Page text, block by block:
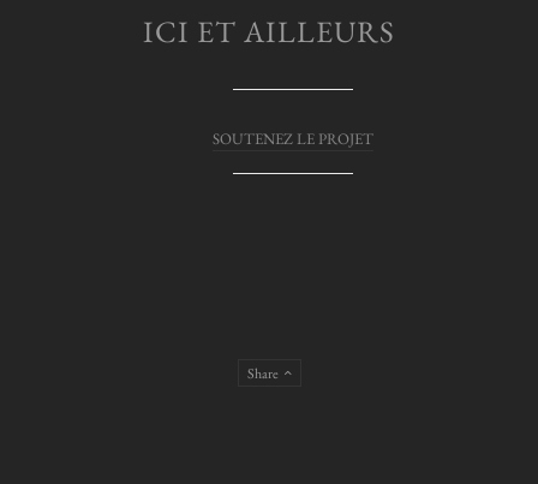
ICI ET AILLEURS
SOUTENEZ LE PROJET
Share